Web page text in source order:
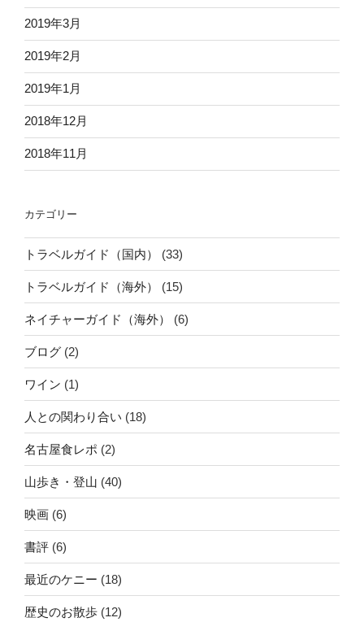
2019年3月
2019年2月
2019年1月
2018年12月
2018年11月
カテゴリー
トラベルガイド（国内） (33)
トラベルガイド（海外） (15)
ネイチャーガイド（海外） (6)
ブログ (2)
ワイン (1)
人との関わり合い (18)
名古屋食レポ (2)
山歩き・登山 (40)
映画 (6)
書評 (6)
最近のケニー (18)
歴史のお散歩 (12)